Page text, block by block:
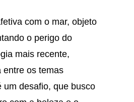
com o mar, objeto
o perigo do
mais recente,
entre os temas
um desafio, que busco